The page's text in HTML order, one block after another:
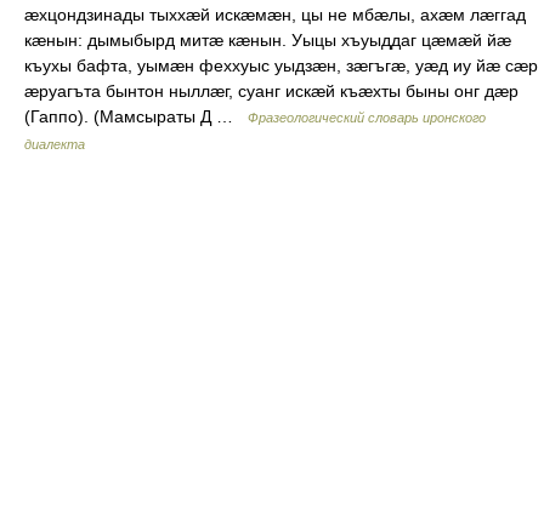
æхцондзинады тыххæй искæмæн, цы не мбæлы, ахæм лæггад
кæнын: дымыбырд митæ кæнын. Уыцы хъуыддаг цæмæй йæ
къухы бафта, уымæн феххуыс уыдзæн, зæгъгæ, уæд иу йæ сæр
æруагъта бынтон ныллæг, суанг искæй къæхты быны онг дæр
(Гаппо). (Мамсыраты Д …
Фразеологический словарь иронского
диалекта